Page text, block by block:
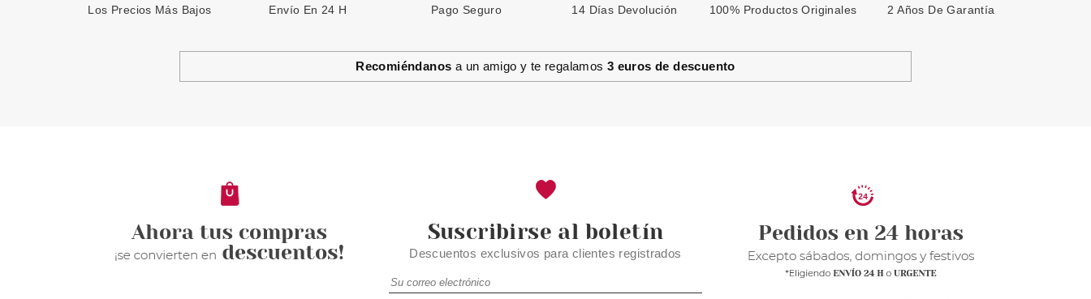
Los Precios Más Bajos Envío En 24 H Pago Seguro 14 Días Devolución 100% Productos Originales 2 Años De Garantía
Recomiéndanos a un amigo y te regalamos 3 euros de descuento
Suscribirse al boletín
Descuentos exclusivos para clientes registrados